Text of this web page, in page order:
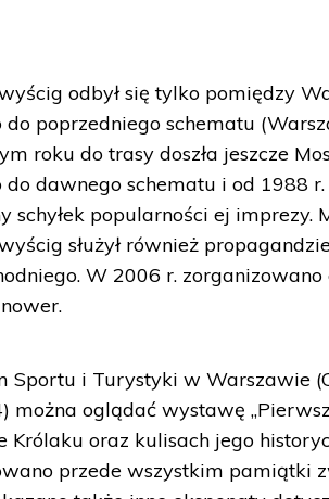
odbył się tylko pomiędzy
do poprzedniego schematu
roku do trasy doszła jeszcze
do dawnego schematu i od 1988
schyłek popularności ej
służył również
W 2006 r.
Sportu i Turystyki w Warszawie
można oglądać wystawę
Królaku oraz kulisach jego
przede wszystkim pamiątki